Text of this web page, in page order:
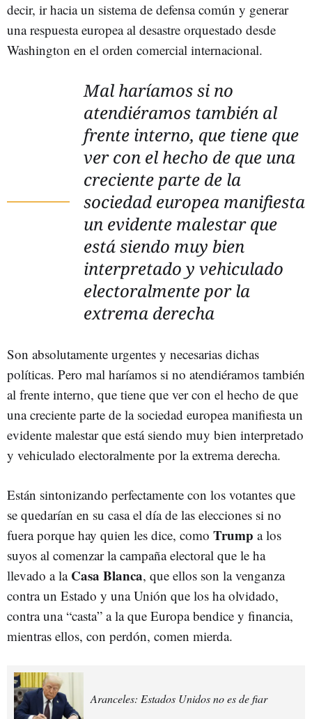
decir, ir hacia un sistema de defensa común y generar
una respuesta europea al desastre orquestado desde
Washington en el orden comercial internacional.
Mal haríamos si no
atendiéramos también al
frente interno, que tiene que
ver con el hecho de que una
creciente parte de la
sociedad europea manifiesta
un evidente malestar que
está siendo muy bien
interpretado y vehiculado
electoralmente por la
extrema derecha
Son absolutamente urgentes y necesarias dichas
políticas. Pero mal haríamos si no atendiéramos también
al frente interno, que tiene que ver con el hecho de que
una creciente parte de la sociedad europea manifiesta un
evidente malestar que está siendo muy bien interpretado
y vehiculado electoralmente por la extrema derecha.
Están sintonizando perfectamente con los votantes que
se quedarían en su casa el día de las elecciones si no
fuera porque hay quien les dice, como Trump a los
suyos al comenzar la campaña electoral que le ha
llevado a la Casa Blanca, que ellos son la venganza
contra un Estado y una Unión que los ha olvidado,
contra una “casta” a la que Europa bendice y financia,
mientras ellos, con perdón, comen mierda.
Aranceles: Estados Unidos no es de fiar